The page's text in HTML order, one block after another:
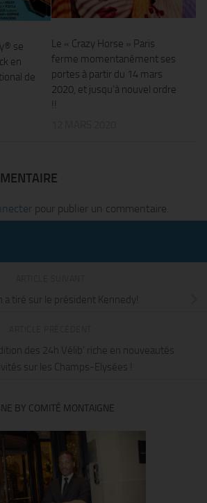
se
en
de
Le « Crazy Horse » Paris
ferme momentanément ses
portes à partir du 14 mars
2020, et jusqu’à nouvel ordre
!!
pour publier un commentaire.
a tiré sur le président Kennedy!
des 24h Vélib’ riche en nouveautés
sur les Champs-Elysées !
BY COMITÉ MONTAIGNE